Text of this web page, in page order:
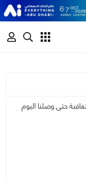
حتى وصلنا اليوم